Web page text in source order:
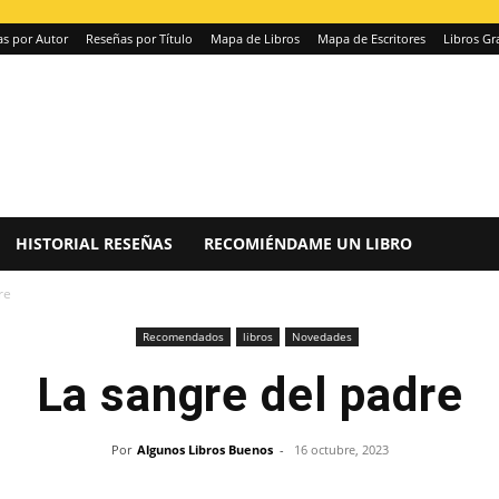
por Autor Reseñas por Título Mapa de Libros Mapa de Escritores Libros
HISTORIAL RESEÑAS RECOMIÉNDAME UN LIBRO
Recomendados libros Novedades
La sangre del padre
Por Algunos Libros Buenos - 16 octubre, 2023